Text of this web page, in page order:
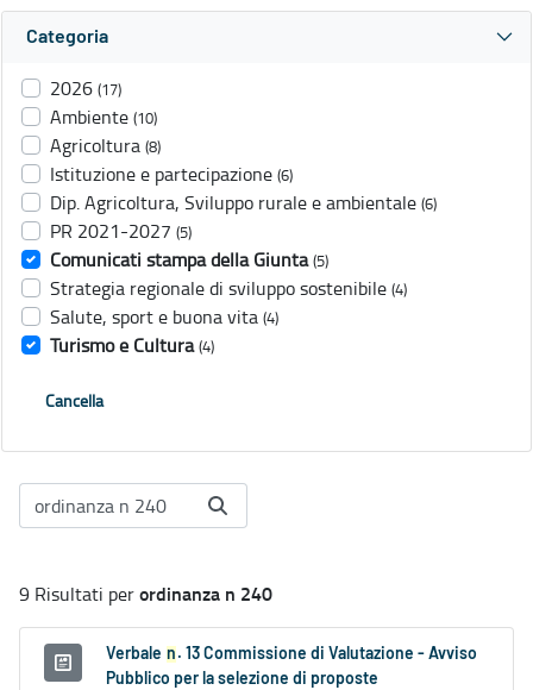
Categoria
2026 (17)
Ambiente (10)
Agricoltura (8)
Istituzione e partecipazione (6)
Dip. Agricoltura, Sviluppo rurale e ambientale (6)
PR 2021-2027 (5)
Comunicati stampa della Giunta (5)
Strategia regionale di sviluppo sostenibile (4)
Salute, sport e buona vita (4)
Turismo e Cultura (4)
Cancella
9 Risultati perordinanza n 240
Verbale n . 13 Commissione di Valutazione - Avviso
Pubblico per la selezione di proposte